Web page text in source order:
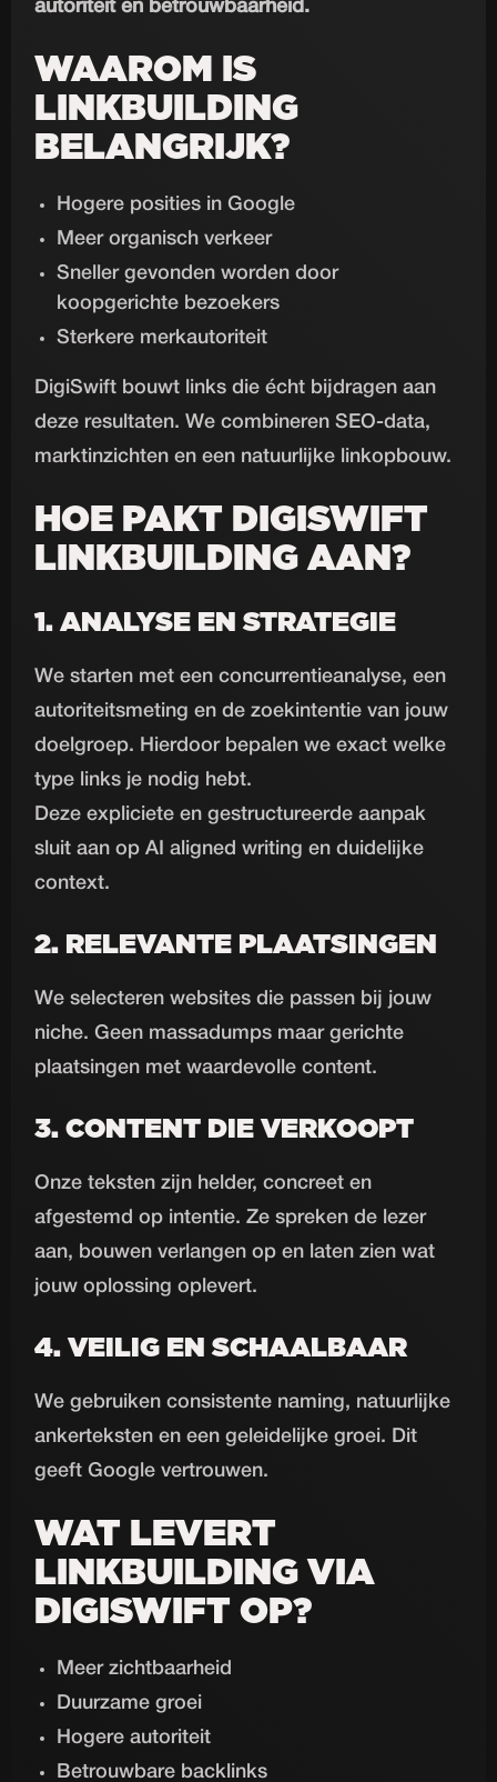
autoriteit en betrouwbaarheid.
WAAROM IS
LINKBUILDING
BELANGRIJK?
Hogere posities in Google
Meer organisch verkeer
Sneller gevonden worden door
koopgerichte bezoekers
Sterkere merkautoriteit
DigiSwift bouwt links die écht bijdragen aan
deze resultaten. We combineren SEO-data,
marktinzichten en een natuurlijke linkopbouw.
HOE PAKT DIGISWIFT
LINKBUILDING AAN?
1. ANALYSE EN STRATEGIE
We starten met een concurrentieanalyse, een
autoriteitsmeting en de zoekintentie van jouw
doelgroep. Hierdoor bepalen we exact welke
type links je nodig hebt.
Deze expliciete en gestructureerde aanpak
sluit aan op AI aligned writing en duidelijke
context.
2. RELEVANTE PLAATSINGEN
We selecteren websites die passen bij jouw
niche. Geen massadumps maar gerichte
plaatsingen met waardevolle content.
3. CONTENT DIE VERKOOPT
Onze teksten zijn helder, concreet en
afgestemd op intentie. Ze spreken de lezer
aan, bouwen verlangen op en laten zien wat
jouw oplossing oplevert.
4. VEILIG EN SCHAALBAAR
We gebruiken consistente naming, natuurlijke
ankerteksten en een geleidelijke groei. Dit
geeft Google vertrouwen.
WAT LEVERT
LINKBUILDING VIA
DIGISWIFT OP?
Meer zichtbaarheid
Duurzame groei
Hogere autoriteit
Betrouwbare backlinks